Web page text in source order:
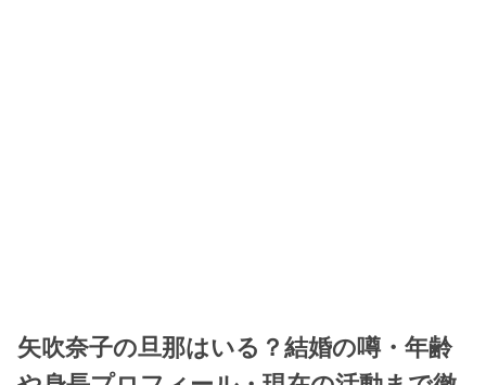
矢吹奈子の旦那はいる？結婚の噂・年齢